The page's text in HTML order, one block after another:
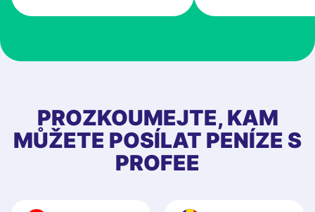
at Profee is very
first started
app, and they
quick to provide
PROZKOUMEJTE, KAM
MŮŽETE POSÍLAT PENÍZE S
PROFEE